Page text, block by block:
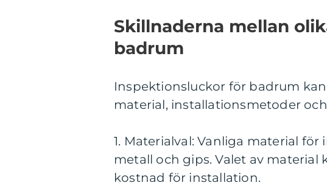
Skillnaderna mellan
badrum
Inspektionsluckor för badrum
material, installationsmetoder
1. Materialval: Vanliga material
metall och gips. Valet av
kostnad för installation.